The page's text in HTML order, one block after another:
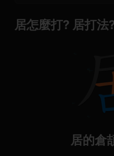
居怎麼打? 居打法
居的倉